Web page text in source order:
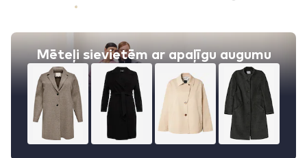
Mēteļi sievietēm ar apaļīgu augumu